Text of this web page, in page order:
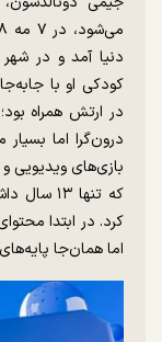
دنیا آمد و در
کودکی او با
در ارتش همراه
درون‌گرا اما
که تنها
کرد. در ابتدا
اما همان‌جا